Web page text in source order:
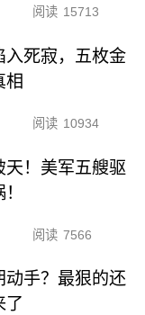
阅读 15713
入死寂，五枚金
相
阅读 10934
天！美军五艘驱
阅读 7566
动手？最狠的还
了